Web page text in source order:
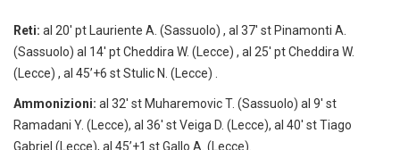
Reti: al 20′ pt Lauriente A. (Sassuolo) , al 37′ st Pinamonti A.
(Sassuolo) al 14′ pt Cheddira W. (Lecce) , al 25′ pt Cheddira W.
(Lecce) , al 45’+6 st Stulic N. (Lecce) .
Ammonizioni: al 32′ st Muharemovic T. (Sassuolo) al 9′ st
Ramadani Y. (Lecce), al 36′ st Veiga D. (Lecce), al 40′ st Tiago
Gabriel (Lecce), al 45’+1 st Gallo A. (Lecce).